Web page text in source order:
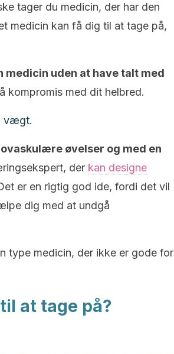
tager du medicin, der har den
medicin kan få dig til at tage på,
medicin uden at have talt med
kompromis med dit helbred.
vægt.
øvelser og med en
der kan designe
er en rigtig god ide, fordi det vil
dig med at undgå
type medicin, der ikke er gode for
at tage på?